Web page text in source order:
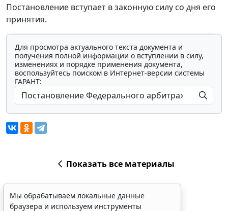
Постановление вступает в законную силу со дня его
принятия.
Для просмотра актуального текста документа и
получения полной информации о вступлении в силу,
изменениях и порядке применения документа,
воспользуйтесь поиском в Интернет-версии системы
ГАРАНТ:
Показать все материалы
Мы обрабатываем локальные данные
браузера и используем инструменты